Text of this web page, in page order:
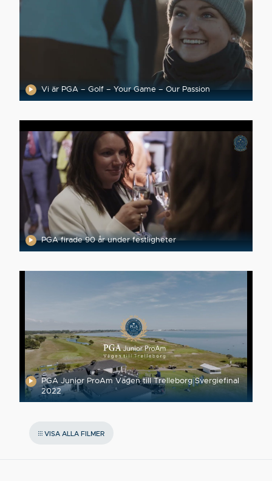
Vi är PGA – Golf – Your Game – Our Passion
PGA firade 90 år under festligheter
PGA Junior ProAm Vägen till Trelleborg Svergiefinal
2022
VISA ALLA FILMER